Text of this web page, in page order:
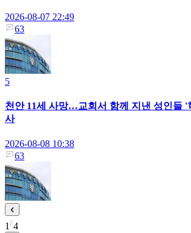
2026-08-07 22:49
63
5
천안 11세 사망…교회서 함께 지낸 성인들 '
사
2026-08-08 10:38
63
1 4